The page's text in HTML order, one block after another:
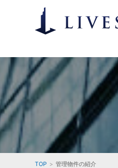
TOP 管理物件の紹介